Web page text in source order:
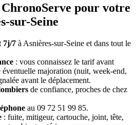
pour votre
sur-Seine
7j/7 à Asnières-sur-Seine et dans tout le
: vous connaissez le tarif avant
majoration (nuit, week-end,
avant le déplacement.
de confiance, proches de chez
au 09 72 51 99 85.
: fuite, mitigeur, cartouche, joint, tête,